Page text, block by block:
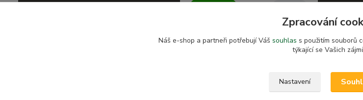
Zpracování
Náš e-shop a partneři potřebují Váš souhlas s použitím souborů
týkající se Vašich
Nastavení